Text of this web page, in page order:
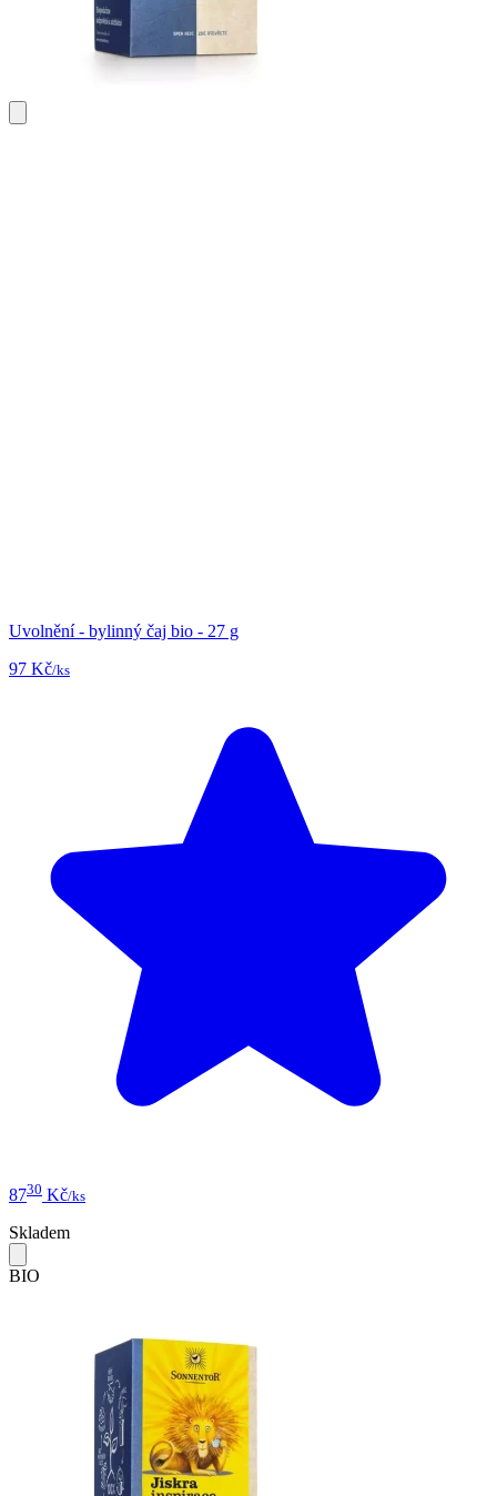
Uvolnění - bylinný čaj bio - 27 g
97 Kč/ks
8730 Kč/ks
Skladem
BIO